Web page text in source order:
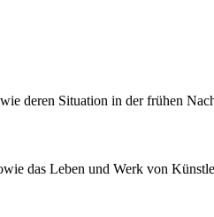
deren Situation in der frühen
das Leben und Werk von